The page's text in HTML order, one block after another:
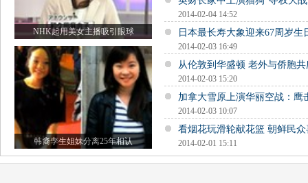
NHK起用美女主播吸引眼球
韩裔孪生姐妹分离25年相认
2014-02-04 14:52
日本最长寿大象迎来67周岁生
2014-02-03 16:49
从伦敦到华盛顿 老外与侨胞
2014-02-03 15:20
加拿大雪原上演华丽空战：鹰
2014-02-03 10:07
看烟花玩滑轮献花篮 朝鲜民
2014-02-01 15:11